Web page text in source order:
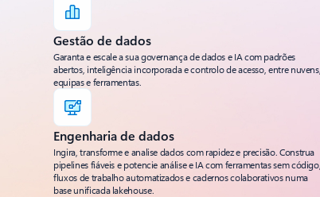
Gestão de dados
Garanta e escale a sua governança de dados e IA com padrões
abertos, inteligência incorporada e controlo de acesso, entre nuvens,
equipas e ferramentas.
Engenharia de dados
Ingira, transforme e analise dados com rapidez e precisão. Construa
pipelines fiáveis e potencie análise e IA com ferramentas sem código,
fluxos de trabalho automatizados e cadernos colaborativos numa
base unificada lakehouse.